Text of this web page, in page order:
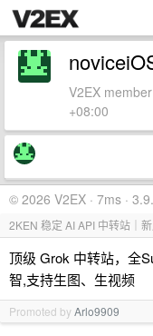
V2EX
+08:00
© 2026 V2EX · 7ms ·
2KEN 稳定 AI API 中转站｜
顶级 Grok 中转站，全
智,支持生图、生视频
Promoted byArlo9909